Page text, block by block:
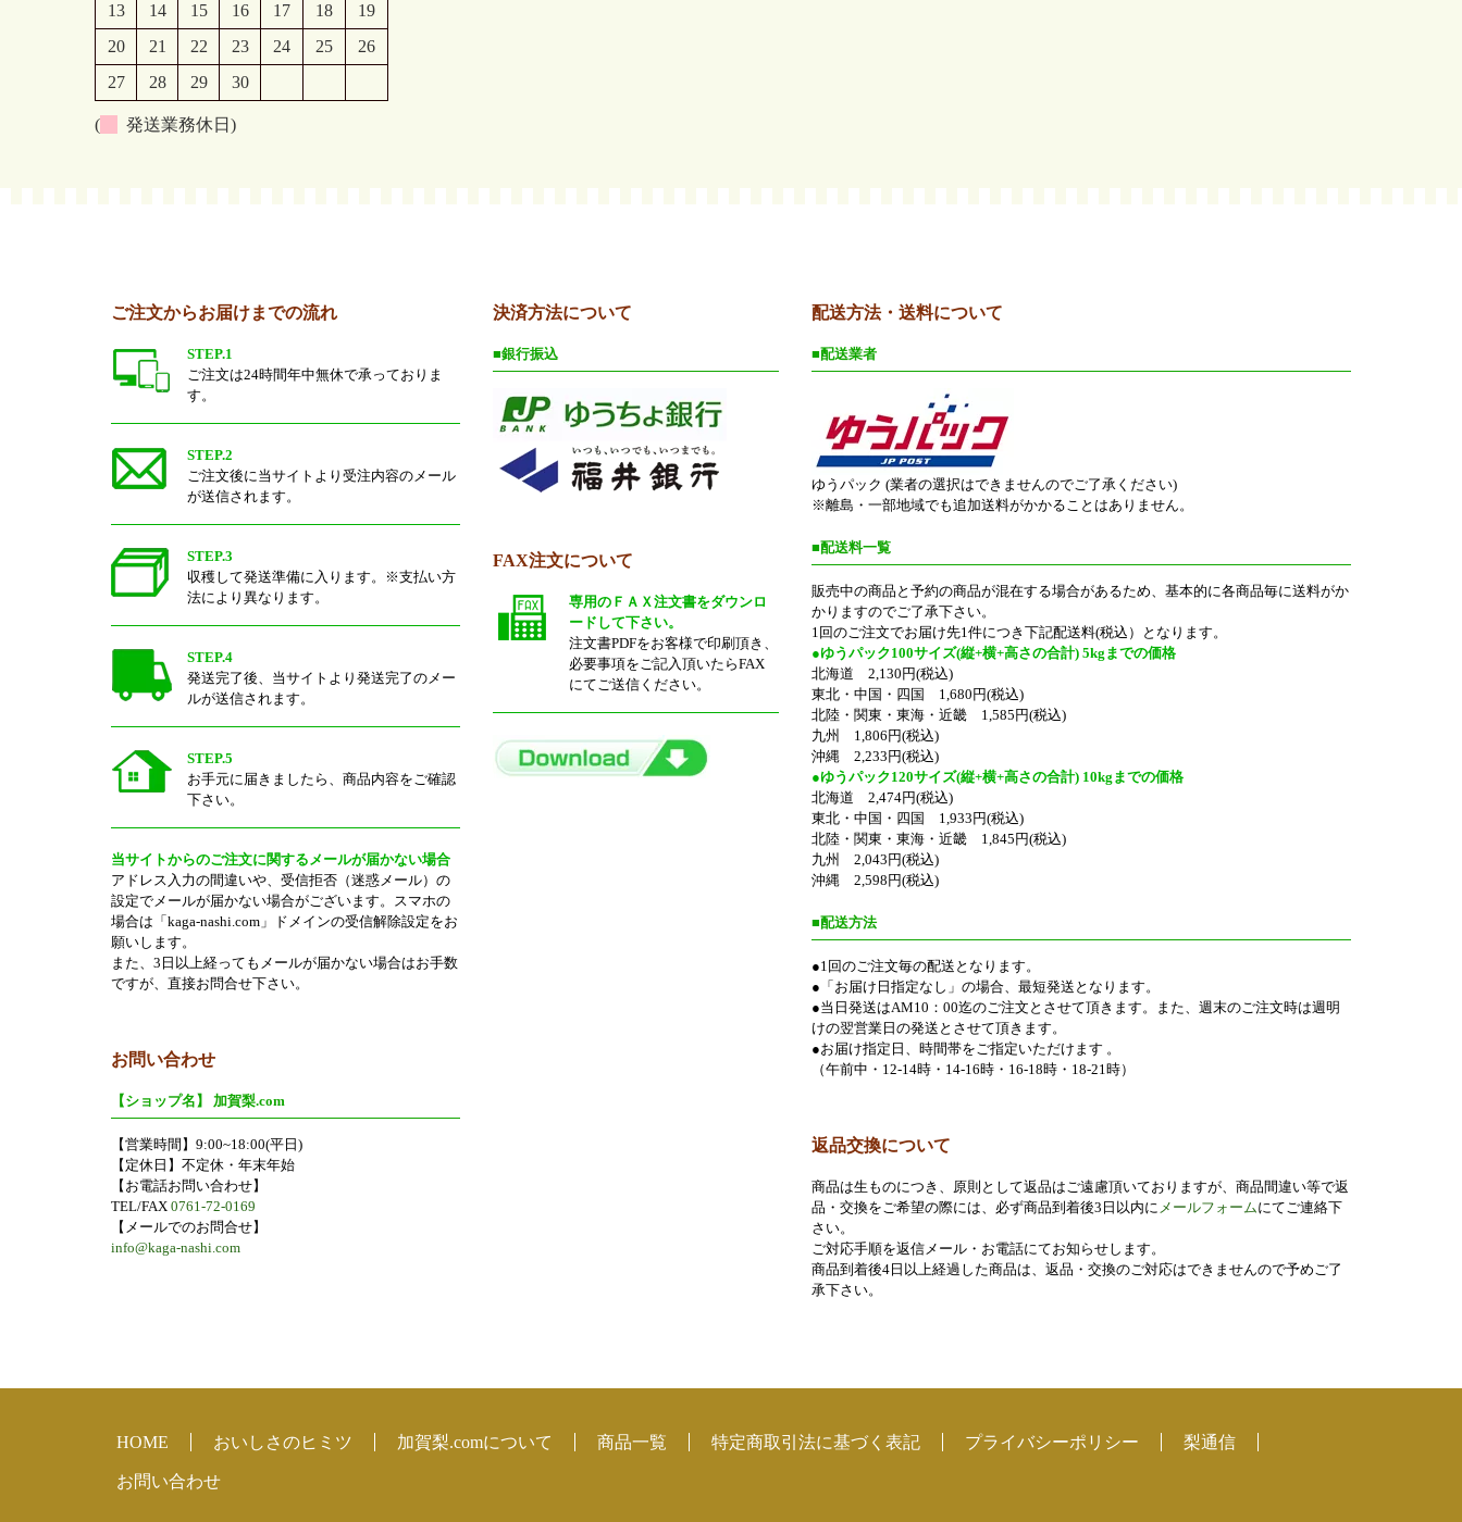
13
14 15 16 17 18
19
20
21 22 23 24 25
26
27
28 29 30
( 発送業務休日)
ご注文からお届けまでの流れ
STEP.1
ご注文は24時間年中無休で承っておりま
す。
STEP.2
ご注文後に当サイトより受注内容のメール
が送信されます。
STEP.3
収穫して発送準備に入ります。※支払い方
法により異なります。
STEP.4
発送完了後、当サイトより発送完了のメー
ルが送信されます。
STEP.5
お手元に届きましたら、商品内容をご確認
下さい。
当サイトからのご注文に関するメールが届かない場合
アドレス入力の間違いや、受信拒否（迷惑メール）の
設定でメールが届かない場合がございます。スマホの
場合は「kaga-nashi.com」ドメインの受信解除設定をお
願いします。
また、3日以上経ってもメールが届かない場合はお手数
ですが、直接お問合せ下さい。
お問い合わせ
【ショップ名】 加賀梨.com
【営業時間】9:00~18:00(平日)
【定休日】不定休・年末年始
【お電話お問い合わせ】
TEL/FAX 0761-72-0169
【メールでのお問合せ】
info@kaga-nashi.com
決済方法について
■銀行振込
FAX注文について
専用のＦＡＸ注文書をダウンロ
ードして下さい。
注文書PDFをお客様で印刷頂き、
必要事項をご記入頂いたらFAX
にてご送信ください。
配送方法・送料について
■配送業者
ゆうパック (業者の選択はできませんのでご了承ください)
※離島・一部地域でも追加送料がかかることはありません。
■配送料一覧
販売中の商品と予約の商品が混在する場合があるため、基本的に各商品毎に送料がか
かりますのでご了承下さい。
1回のご注文でお届け先1件につき下記配送料(税込）となります。
●ゆうパック100サイズ(縦+横+高さの合計) 5kgまでの価格
北海道 2,130円(税込)
東北・中国・四国 1,680円(税込)
北陸・関東・東海・近畿 1,585円(税込)
九州 1,806円(税込)
沖縄 2,233円(税込)
●ゆうパック120サイズ(縦+横+高さの合計) 10kgまでの価格
北海道 2,474円(税込)
東北・中国・四国 1,933円(税込)
北陸・関東・東海・近畿 1,845円(税込)
九州 2,043円(税込)
沖縄 2,598円(税込)
■配送方法
●1回のご注文毎の配送となります。
●「お届け日指定なし」の場合、最短発送となります。
●当日発送はAM10：00迄のご注文とさせて頂きます。また、週末のご注文時は週明
けの翌営業日の発送とさせて頂きます。
●お届け指定日、時間帯をご指定いただけます 。
（午前中・12-14時・14-16時・16-18時・18-21時）
返品交換について
商品は生ものにつき、原則として返品はご遠慮頂いておりますが、商品間違い等で返
品・交換をご希望の際には、必ず商品到着後3日以内に メールフォームにてご連絡下
さい。
ご対応手順を返信メール・お電話にてお知らせします。
商品到着後4日以上経過した商品は、返品・交換のご対応はできませんので予めご了
承下さい。
HOME おいしさのヒミツ 加賀梨.comについて 商品一覧 特定商取引法に基づく表記 プライバシーポリシー 梨通信
お問い合わせ